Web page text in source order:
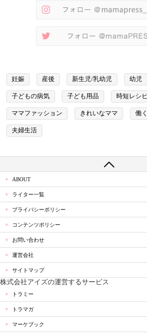
妊娠 産後 新生児/乳幼児 幼児
子どもの病気 子ども用品 時短レシ
ママファッション きれいなママ 働
夫婦生活
ABOUT
ライター一覧
プライバシーポリシー
コンテンツポリシー
お問い合わせ
運営会社
サイトマップ
株式会社アイズの運営するサービス
トラミー
トラマガ
マーケブック